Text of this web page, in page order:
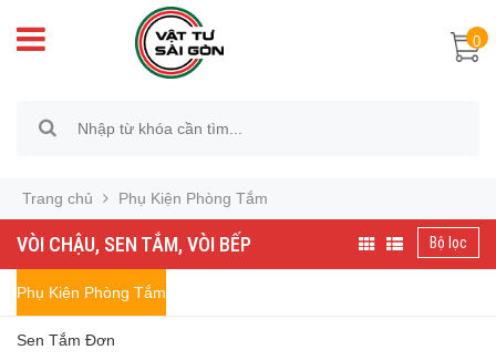
0
Trang chủ Phụ Kiện Phòng Tắm
VÒI CHẬU, SEN TẮM, VÒI BẾP Bộ lọc
Phụ Kiện Phòng Tắm
Sen Tắm Đơn